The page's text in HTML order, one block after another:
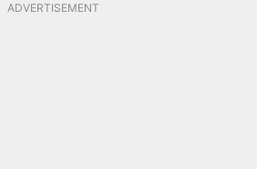
ADVERTISEMENT